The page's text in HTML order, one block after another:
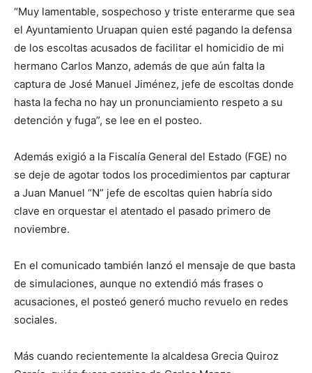
“Muy lamentable, sospechoso y triste enterarme que sea
el Ayuntamiento Uruapan quien esté pagando la defensa
de los escoltas acusados de facilitar el homicidio de mi
hermano Carlos Manzo, además de que aún falta la
captura de José Manuel Jiménez, jefe de escoltas donde
hasta la fecha no hay un pronunciamiento respeto a su
detención y fuga”, se lee en el posteo.
Además exigió a la Fiscalía General del Estado (FGE) no
se deje de agotar todos los procedimientos par capturar
a Juan Manuel “N” jefe de escoltas quien habría sido
clave en orquestar el atentado el pasado primero de
noviembre.
En el comunicado también lanzó el mensaje de que basta
de simulaciones, aunque no extendió más frases o
acusaciones, el posteó generó mucho revuelo en redes
sociales.
Más cuando recientemente la alcaldesa Grecia Quiroz